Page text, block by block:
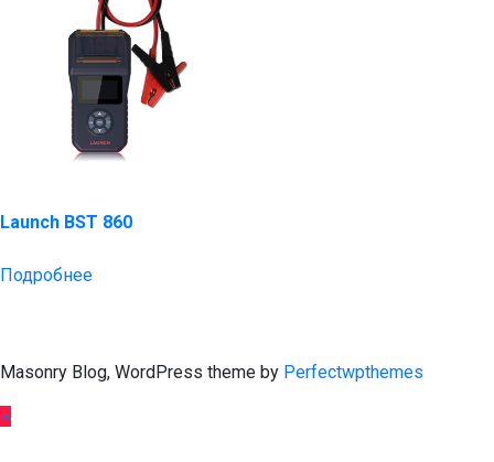
Launch BST 860
Подробнее
Masonry Blog, WordPress theme by Perfectwpthemes